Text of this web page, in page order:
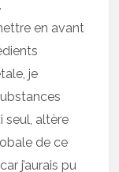
en avant
je
seul, altère
de ce
j’aurais pu